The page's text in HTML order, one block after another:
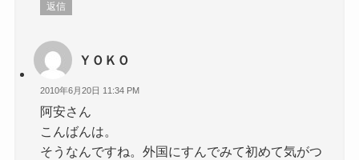
返信
ＹＯＫＯ
2010年6月20日 11:34 PM
阿安さん
こんばんは。
そうなんですね。外国にすんでみて初めて気がつ